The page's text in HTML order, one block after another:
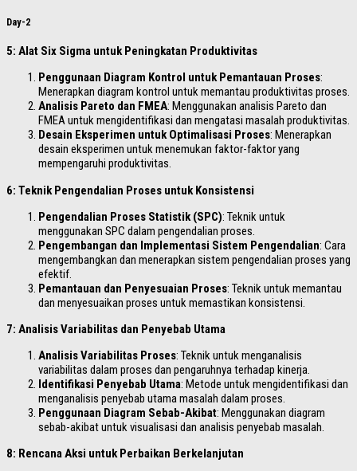
Day-2
5: Alat Six Sigma untuk Peningkatan Produktivitas
Penggunaan Diagram Kontrol untuk Pemantauan Proses:
Menerapkan diagram kontrol untuk memantau produktivitas proses.
Analisis Pareto dan FMEA: Menggunakan analisis Pareto dan
FMEA untuk mengidentifikasi dan mengatasi masalah produktivitas.
Desain Eksperimen untuk Optimalisasi Proses: Menerapkan
desain eksperimen untuk menemukan faktor-faktor yang
mempengaruhi produktivitas.
6: Teknik Pengendalian Proses untuk Konsistensi
Pengendalian Proses Statistik (SPC): Teknik untuk
menggunakan SPC dalam pengendalian proses.
Pengembangan dan Implementasi Sistem Pengendalian: Cara
mengembangkan dan menerapkan sistem pengendalian proses yang
efektif.
Pemantauan dan Penyesuaian Proses: Teknik untuk memantau
dan menyesuaikan proses untuk memastikan konsistensi.
7: Analisis Variabilitas dan Penyebab Utama
Analisis Variabilitas Proses: Teknik untuk menganalisis
variabilitas dalam proses dan pengaruhnya terhadap kinerja.
Identifikasi Penyebab Utama: Metode untuk mengidentifikasi dan
menganalisis penyebab utama masalah dalam proses.
Penggunaan Diagram Sebab-Akibat: Menggunakan diagram
sebab-akibat untuk visualisasi dan analisis penyebab masalah.
8: Rencana Aksi untuk Perbaikan Berkelanjutan